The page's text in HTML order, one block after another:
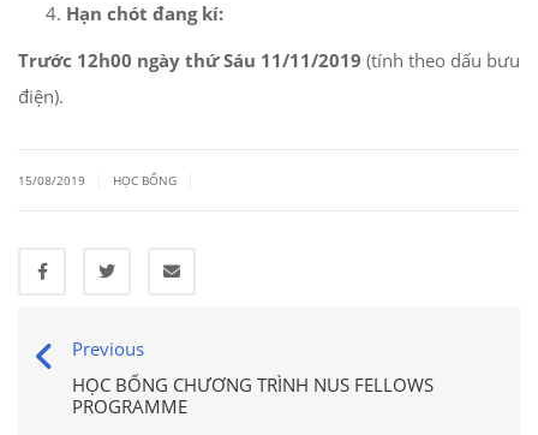
Hạn chót đang kí:
Trước 12h00 ngày thứ Sáu 11/11/2019 (tính theo dấu bưu
điện).
15/08/2019 HỌC BỔNG
Previous
HỌC BỔNG CHƯƠNG TRÌNH NUS FELLOWS
PROGRAMME